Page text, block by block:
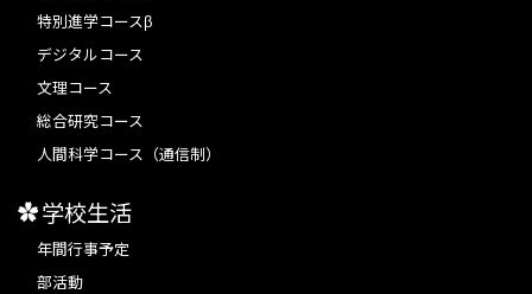
特別進学コースβ
デジタルコース
文理コース
総合研究コース
人間科学コース（通信制）
学校生活
年間行事予定
部活動